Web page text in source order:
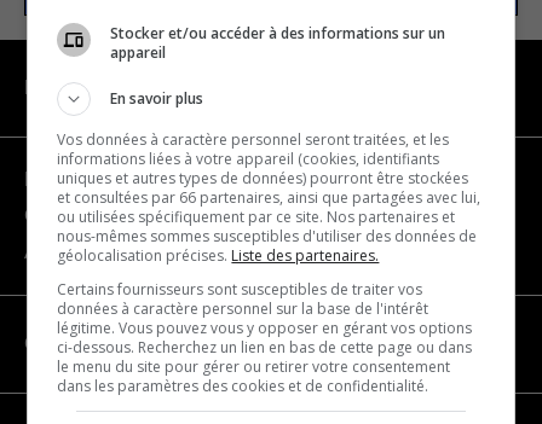
NAVIGATION
Become a partner
Contact us
About us
CATEGORIES
Stocker et/ou accéder à des informations sur un
appareil
En savoir plus
Vos données à caractère personnel seront traitées, et les
informations liées à votre appareil (cookies, identifiants
uniques et autres types de données) pourront être stockées
et consultées par 66 partenaires, ainsi que partagées avec lui,
ou utilisées spécifiquement par ce site. Nos partenaires et
nous-mêmes sommes susceptibles d'utiliser des données de
géolocalisation précises. Liste des partenaires.
Certains fournisseurs sont susceptibles de traiter vos
données à caractère personnel sur la base de l'intérêt
légitime. Vous pouvez vous y opposer en gérant vos options
ci-dessous. Recherchez un lien en bas de cette page ou dans
le menu du site pour gérer ou retirer votre consentement
dans les paramètres des cookies et de confidentialité.